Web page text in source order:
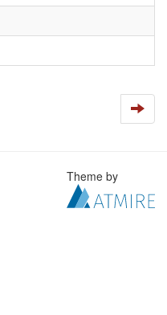
Theme by